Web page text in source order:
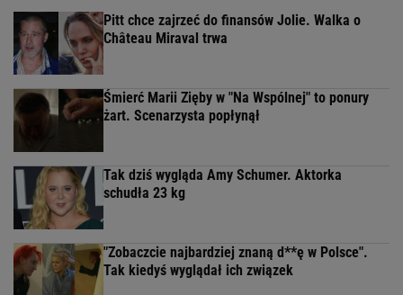
Pitt chce zajrzeć do finansów Jolie. Walka o
Château Miraval trwa
Śmierć Marii Zięby w "Na Wspólnej" to ponury
żart. Scenarzysta popłynął
Tak dziś wygląda Amy Schumer. Aktorka
schudła 23 kg
"Zobaczcie najbardziej znaną d**ę w Polsce".
Tak kiedyś wyglądał ich związek